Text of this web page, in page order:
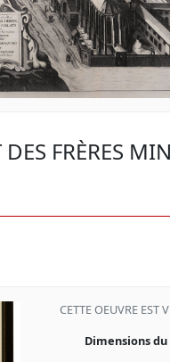
FRÈRES
CETTE OEUVRE EST
Dimensions